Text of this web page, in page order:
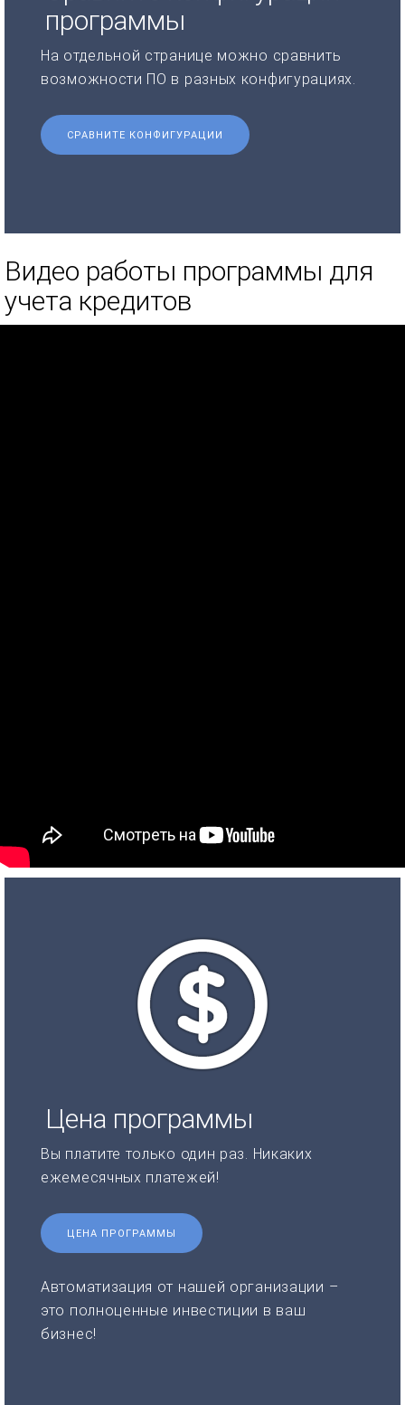
программы
На отдельной странице можно сравнить
возможности ПО в разных конфигурациях.
СРАВНИТЕ КОНФИГУРАЦИИ
Видео работы программы для
учета кредитов
Цена программы
Вы платите только один раз. Никаких
ежемесячных платежей!
ЦЕНА ПРОГРАММЫ
Автоматизация от нашей организации –
это полноценные инвестиции в ваш
бизнес!